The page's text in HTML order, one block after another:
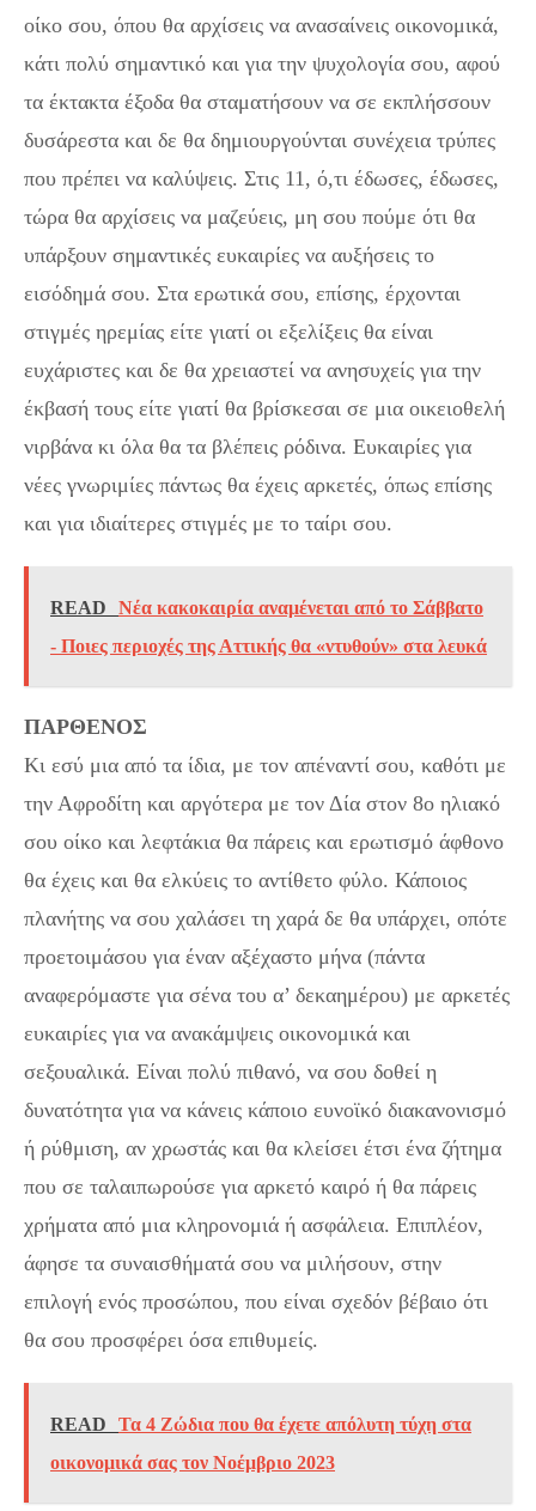
οίκο σου, όπου θα αρχίσεις να ανασαίνεις οικονομικά,
κάτι πολύ σημαντικό και για την ψυχολογία σου, αφού
τα έκτακτα έξοδα θα σταματήσουν να σε εκπλήσσουν
δυσάρεστα και δε θα δημιουργούνται συνέχεια τρύπες
που πρέπει να καλύψεις. Στις 11, ό,τι έδωσες, έδωσες,
τώρα θα αρχίσεις να μαζεύεις, μη σου πούμε ότι θα
υπάρξουν σημαντικές ευκαιρίες να αυξήσεις το
εισόδημά σου. Στα ερωτικά σου, επίσης, έρχονται
στιγμές ηρεμίας είτε γιατί οι εξελίξεις θα είναι
ευχάριστες και δε θα χρειαστεί να ανησυχείς για την
έκβασή τους είτε γιατί θα βρίσκεσαι σε μια οικειοθελή
νιρβάνα κι όλα θα τα βλέπεις ρόδινα. Ευκαιρίες για
νέες γνωριμίες πάντως θα έχεις αρκετές, όπως επίσης
και για ιδιαίτερες στιγμές με το ταίρι σου.
READ
Νέα κακοκαιρία αναμένεται από το Σάββατο
- Ποιες περιοχές της Αττικής θα «ντυθούν» στα λευκά
ΠΑΡΘΕΝΟΣ
Κι εσύ μια από τα ίδια, με τον απέναντί σου, καθότι με
την Αφροδίτη και αργότερα με τον Δία στον 8ο ηλιακό
σου οίκο και λεφτάκια θα πάρεις και ερωτισμό άφθονο
θα έχεις και θα ελκύεις το αντίθετο φύλο. Κάποιος
πλανήτης να σου χαλάσει τη χαρά δε θα υπάρχει, οπότε
προετοιμάσου για έναν αξέχαστο μήνα (πάντα
αναφερόμαστε για σένα του α’ δεκαημέρου) με αρκετές
ευκαιρίες για να ανακάμψεις οικονομικά και
σεξουαλικά. Είναι πολύ πιθανό, να σου δοθεί η
δυνατότητα για να κάνεις κάποιο ευνοϊκό διακανονισμό
ή ρύθμιση, αν χρωστάς και θα κλείσει έτσι ένα ζήτημα
που σε ταλαιπωρούσε για αρκετό καιρό ή θα πάρεις
χρήματα από μια κληρονομιά ή ασφάλεια. Επιπλέον,
άφησε τα συναισθήματά σου να μιλήσουν, στην
επιλογή ενός προσώπου, που είναι σχεδόν βέβαιο ότι
θα σου προσφέρει όσα επιθυμείς.
READ
Τα 4 Ζώδια που θα έχετε απόλυτη τύχη στα
οικονομικά σας τον Νοέμβριο 2023